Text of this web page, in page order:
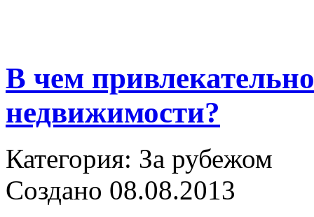
В чем
недвижимости?
Категория: За рубежом
Создано 08.08.2013